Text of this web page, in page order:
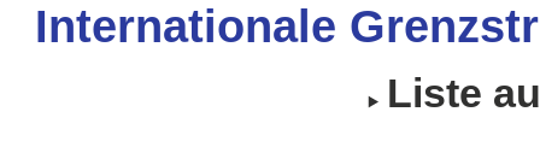
Internationale
Liste